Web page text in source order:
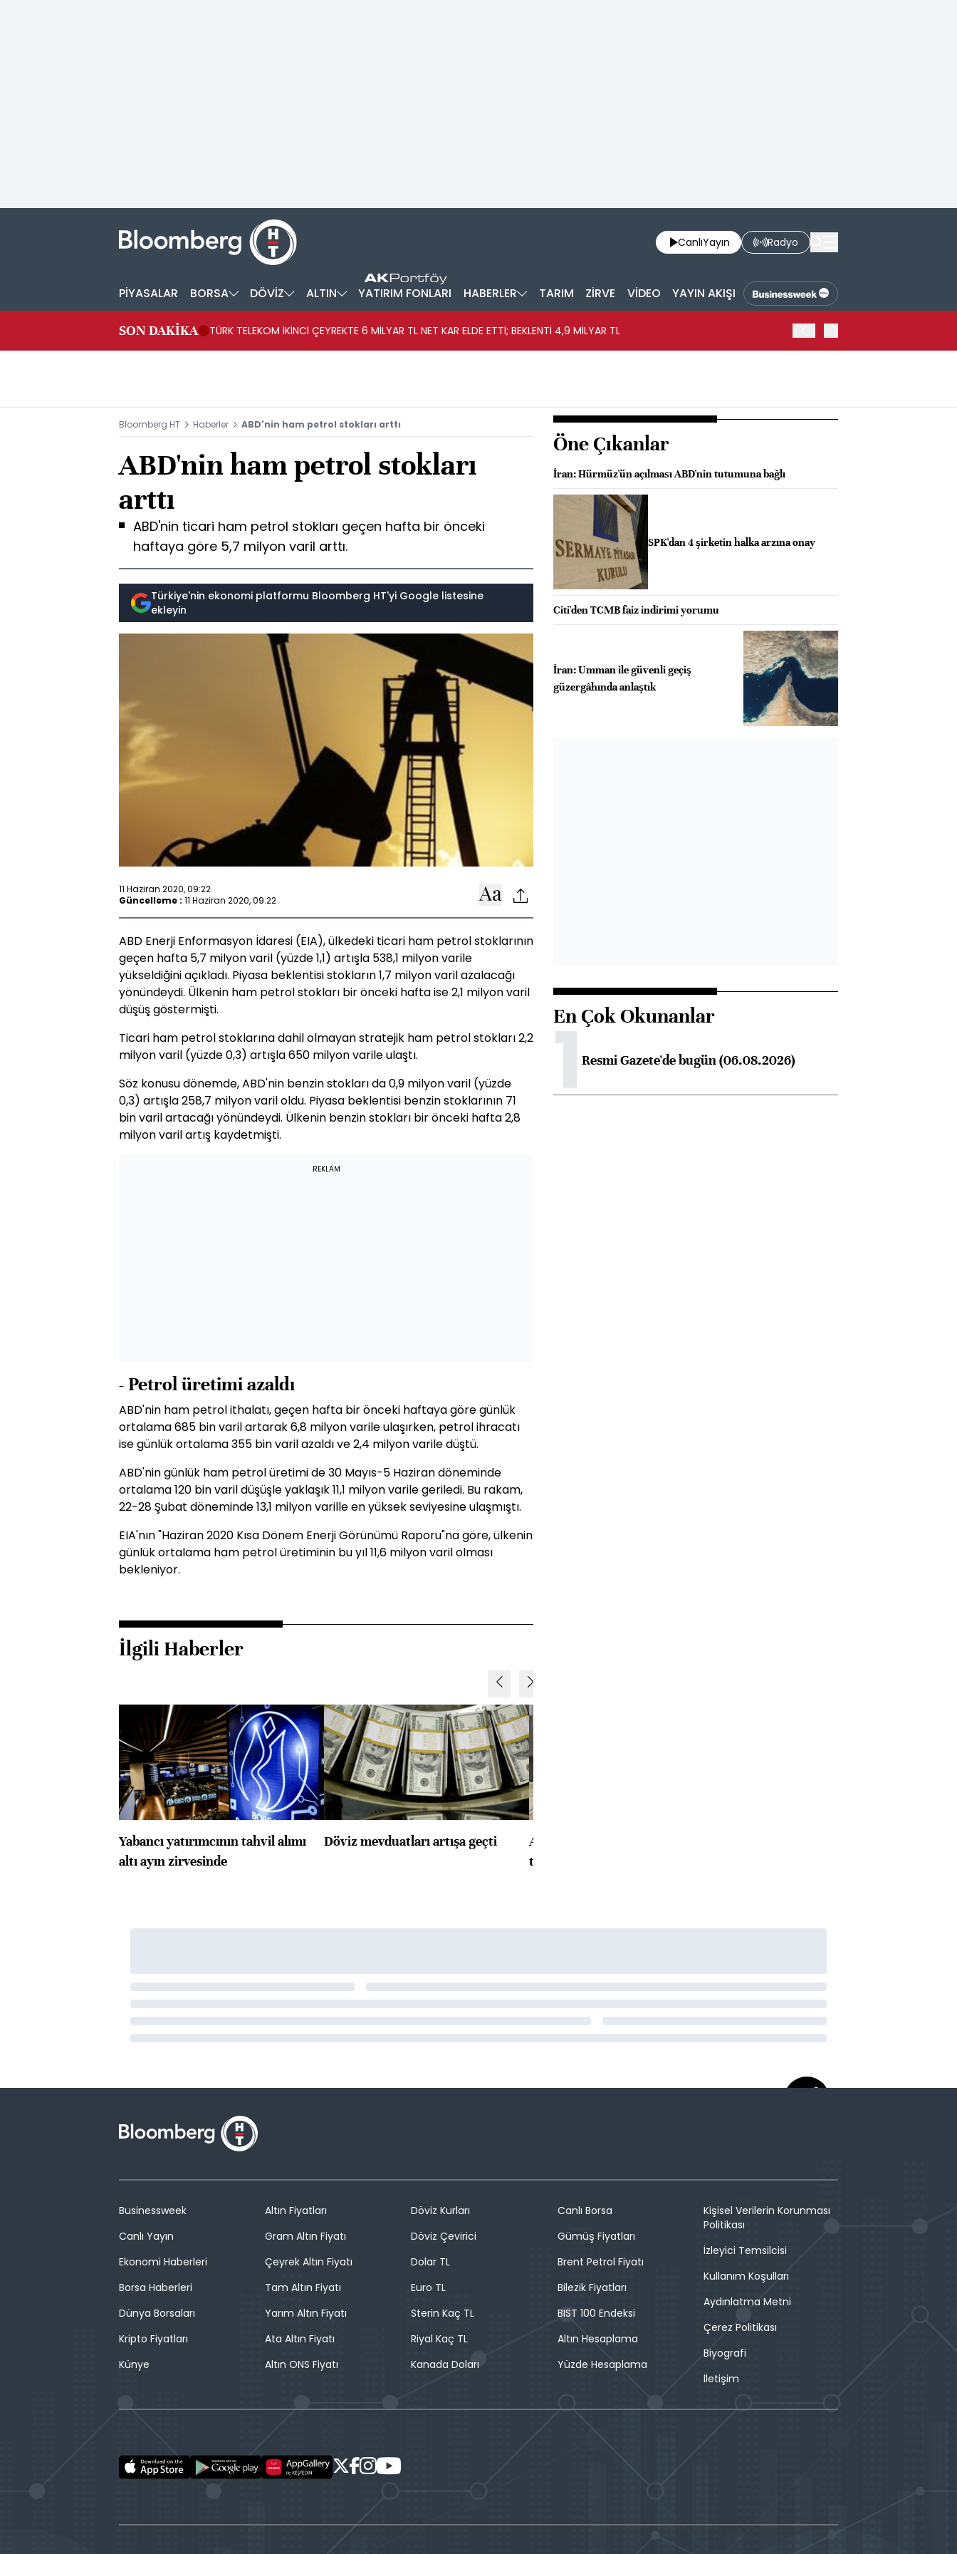
CanlıYayın Radyo
PİYASALAR BORSA DÖVİZ ALTIN YATIRIM FONLARI HABERLER TARIM ZİRVE VİDEO YAYIN AKIŞI
SON DAKİKA TÜRK TELEKOM İKİNCİ ÇEYREKTE 6 MİLYAR TL NET KAR ELDE ETTİ; BEKLENTİ 4,9 MİLYAR TL
Bloomberg HT Haberler ABD'nin ham petrol stokları arttı
ABD'nin ham petrol stokları
arttı
ABD'nin ticari ham petrol stokları geçen hafta bir önceki
haftaya göre 5,7 milyon varil arttı.
Türkiye'nin ekonomi platformu Bloomberg HT'yi Google listesine
ekleyin
11 Haziran 2020, 09:22
Güncelleme : 11 Haziran 2020, 09:22
ABD Enerji Enformasyon İdaresi (EIA), ülkedeki ticari ham petrol stoklarının
geçen hafta 5,7 milyon varil (yüzde 1,1) artışla 538,1 milyon varile
yükseldiğini açıkladı. Piyasa beklentisi stokların 1,7 milyon varil azalacağı
yönündeydi. Ülkenin ham petrol stokları bir önceki hafta ise 2,1 milyon varil
düşüş göstermişti.
Ticari ham petrol stoklarına dahil olmayan stratejik ham petrol stokları 2,2
milyon varil (yüzde 0,3) artışla 650 milyon varile ulaştı.
Söz konusu dönemde, ABD'nin benzin stokları da 0,9 milyon varil (yüzde
0,3) artışla 258,7 milyon varil oldu. Piyasa beklentisi benzin stoklarının 71
bin varil artacağı yönündeydi. Ülkenin benzin stokları bir önceki hafta 2,8
milyon varil artış kaydetmişti.
REKLAM
- Petrol üretimi azaldı
ABD'nin ham petrol ithalatı, geçen hafta bir önceki haftaya göre günlük
ortalama 685 bin varil artarak 6,8 milyon varile ulaşırken, petrol ihracatı
ise günlük ortalama 355 bin varil azaldı ve 2,4 milyon varile düştü.
ABD'nin günlük ham petrol üretimi de 30 Mayıs-5 Haziran döneminde
ortalama 120 bin varil düşüşle yaklaşık 11,1 milyon varile geriledi. Bu rakam,
22-28 Şubat döneminde 13,1 milyon varille en yüksek seviyesine ulaşmıştı.
EIA'nın "Haziran 2020 Kısa Dönem Enerji Görünümü Raporu"na göre, ülkenin
günlük ortalama ham petrol üretiminin bu yıl 11,6 milyon varil olması
bekleniyor.
İlgili Haberler
Yabancı yatırımcının tahvil alımı
altı ayın zirvesinde
Döviz mevduatları artışa geçti
ABD'de konut başlangıçları
toparlandı
Öne Çıkanlar
İran: Hürmüz'ün açılması ABD'nin tutumuna bağlı
SPK'dan 4 şirketin halka arzına onay
Citi'den TCMB faiz indirimi yorumu
İran: Umman ile güvenli geçiş
güzergâhında anlaştık
En Çok Okunanlar
1Resmi Gazete'de bugün (06.08.2026)
Businessweek
Canlı Yayın
Ekonomi Haberleri
Borsa Haberleri
Dünya Borsaları
Kripto Fiyatları
Künye
Altın Fiyatları
Gram Altın Fiyatı
Çeyrek Altın Fiyatı
Tam Altın Fiyatı
Yarım Altın Fiyatı
Ata Altın Fiyatı
Altın ONS Fiyatı
Döviz Kurları
Döviz Çevirici
Dolar TL
Euro TL
Sterin Kaç TL
Riyal Kaç TL
Kanada Doları
Canlı Borsa
Gümüş Fiyatları
Brent Petrol Fiyatı
Bilezik Fiyatları
BIST 100 Endeksi
Altın Hesaplama
Yüzde Hesaplama
Kişisel Verilerin Korunması
Politikası
İzleyici Temsilcisi
Kullanım Koşulları
Aydınlatma Metni
Çerez Politikası
Biyografi
İletişim